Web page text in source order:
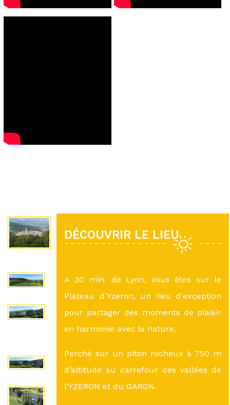
DÉCOUVRIR LE LIEU
A 30 min. de Lyon, vous êtes sur le
Plateau d'Yzeron, un lieu d'exception
pour partager des moments de plaisir
en harmonie avec la nature.
Perché sur un piton rocheux à 750 m
d’altitude au carrefour des vallées de
l’YZERON et du GARON.